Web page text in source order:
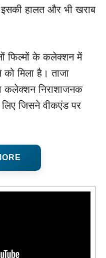
हालत और भी खराब
फिल्मों के कलेक्शन में
मिला है। ताजा
कलेक्शन निराशाजनक
लिए जिसने वीकएंड पर